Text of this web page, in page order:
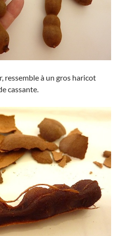
ressemble à un gros haricot
cassante.